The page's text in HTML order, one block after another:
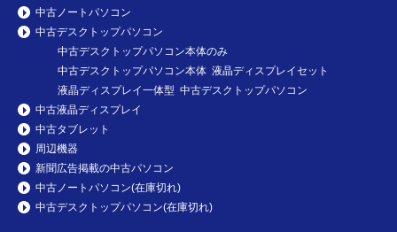
中古ノートパソコン
中古デスクトップパソコン
中古デスクトップパソコン本体のみ
中古デスクトップパソコン本体 液晶ディスプレイセット
液晶ディスプレイ一体型 中古デスクトップパソコン
中古液晶ディスプレイ
中古タブレット
周辺機器
新聞広告掲載の中古パソコン
中古ノートパソコン(在庫切れ)
中古デスクトップパソコン(在庫切れ)